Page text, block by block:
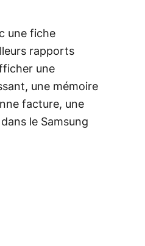
une fiche
rapports
une
une mémoire
facture, une
le Samsung